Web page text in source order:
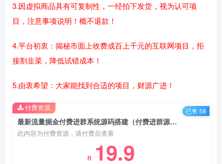
3.因虚拟商品具有可复制性，一经拍下发货，视为认可项
目，注意事项说明！概不退款！
4.平台初衷：揭秘市面上收费成百上千元的互联网项目，拒
接割韭菜，降低试错成本！
5.由衷希望：大家能找到合适的项目，财源广进！
最新流量掘金付费进群系统源码搭建（付费进群源码）项目赚钱变现,配合无人直播变现玩法【全套源码+详细教程】
此内容为付费资源，请付费后查看
R 19.9
付费资源 已售 58